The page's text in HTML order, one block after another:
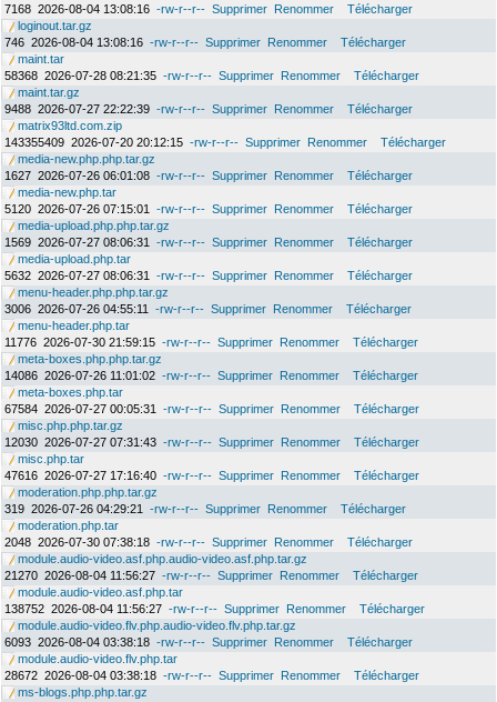
7168 2026-08-04 13:08:16 -rw-r--r-- Supprimer Renommer
Télécharger
loginout.tar.gz
746 2026-08-04 13:08:16 -rw-r--r-- Supprimer Renommer
Télécharger
maint.tar
58368 2026-07-28 08:21:35 -rw-r--r-- Supprimer Renommer
Télécharger
maint.tar.gz
9488 2026-07-27 22:22:39 -rw-r--r-- Supprimer Renommer
Télécharger
matrix93ltd.com.zip
143355409 2026-07-20 20:12:15 -rw-r--r-- Supprimer Renommer
Télécharger
media-new.php.php.tar.gz
1627 2026-07-26 06:01:08 -rw-r--r-- Supprimer Renommer
Télécharger
media-new.php.tar
5120 2026-07-26 07:15:01 -rw-r--r-- Supprimer Renommer
Télécharger
media-upload.php.php.tar.gz
1569 2026-07-27 08:06:31 -rw-r--r-- Supprimer Renommer
Télécharger
media-upload.php.tar
5632 2026-07-27 08:06:31 -rw-r--r-- Supprimer Renommer
Télécharger
menu-header.php.php.tar.gz
3006 2026-07-26 04:55:11 -rw-r--r-- Supprimer Renommer
Télécharger
menu-header.php.tar
11776 2026-07-30 21:59:15 -rw-r--r-- Supprimer Renommer
Télécharger
meta-boxes.php.php.tar.gz
14086 2026-07-26 11:01:02 -rw-r--r-- Supprimer Renommer
Télécharger
meta-boxes.php.tar
67584 2026-07-27 00:05:31 -rw-r--r-- Supprimer Renommer
Télécharger
misc.php.php.tar.gz
12030 2026-07-27 07:31:43 -rw-r--r-- Supprimer Renommer
Télécharger
misc.php.tar
47616 2026-07-27 17:16:40 -rw-r--r-- Supprimer Renommer
Télécharger
moderation.php.php.tar.gz
319 2026-07-26 04:29:21 -rw-r--r-- Supprimer Renommer
Télécharger
moderation.php.tar
2048 2026-07-30 07:38:18 -rw-r--r-- Supprimer Renommer
Télécharger
module.audio-video.asf.php.audio-video.asf.php.tar.gz
21270 2026-08-04 11:56:27 -rw-r--r-- Supprimer Renommer
Télécharger
module.audio-video.asf.php.tar
138752 2026-08-04 11:56:27 -rw-r--r-- Supprimer Renommer
Télécharger
module.audio-video.flv.php.audio-video.flv.php.tar.gz
6093 2026-08-04 03:38:18 -rw-r--r-- Supprimer Renommer
Télécharger
module.audio-video.flv.php.tar
28672 2026-08-04 03:38:18 -rw-r--r-- Supprimer Renommer
Télécharger
ms-blogs.php.php.tar.gz